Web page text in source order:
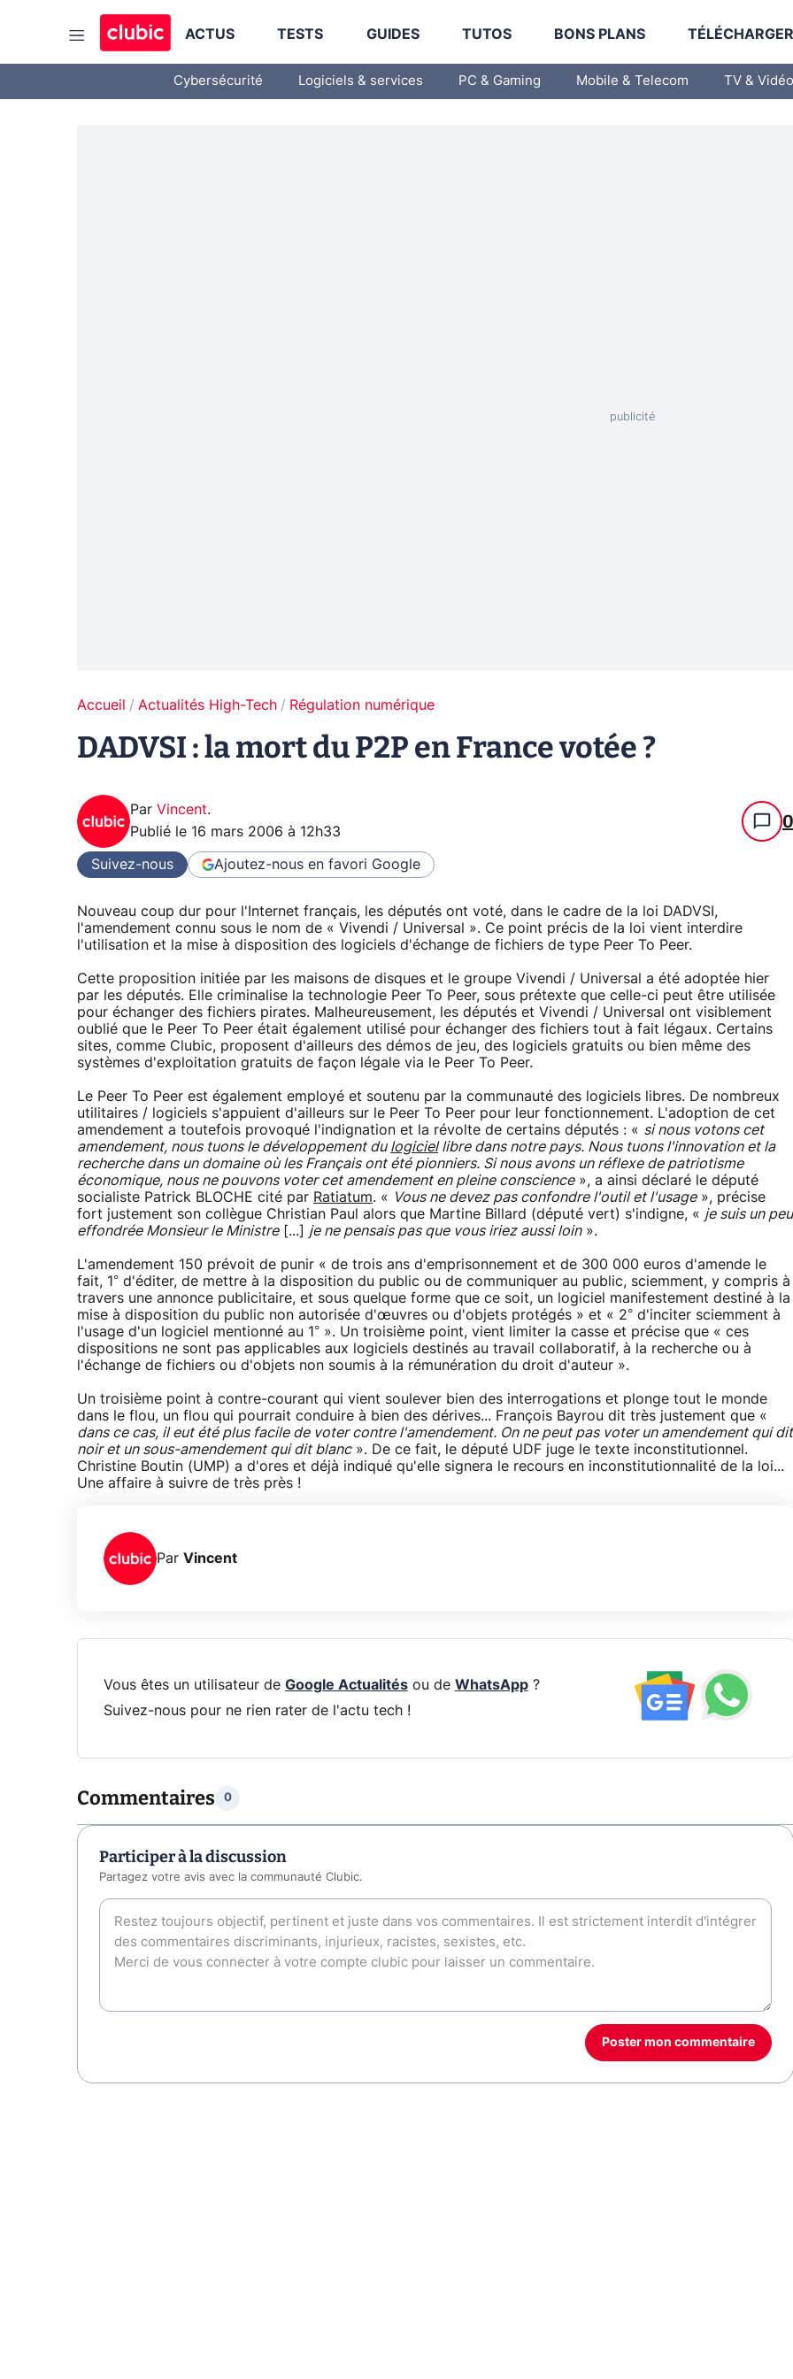
ACTUS TESTS GUIDES TUTOS BONS PLANS
Cybersécurité Logiciels & services PC & Gaming Mobile & Telecom TV & Vidéo
Accueil Actualités High-Tech Régulation numérique
DADVSI : la mort du P2P en France votée ?
Par Vincent.
Publié le 16 mars 2006 à 12h33 0
Suivez-nous Ajoutez-nous en favori Google
Nouveau coup dur pour l'Internet français, les députés ont voté, dans le cadre de la loi DADVSI,
l'amendement connu sous le nom de « Vivendi / Universal ». Ce point précis de la loi vient interdire
l'utilisation et la mise à disposition des logiciels d'échange de fichiers de type Peer To Peer.
Cette proposition initiée par les maisons de disques et le groupe Vivendi / Universal a été adoptée hier
par les députés. Elle criminalise la technologie Peer To Peer, sous prétexte que celle-ci peut être utilisée
pour échanger des fichiers pirates. Malheureusement, les députés et Vivendi / Universal ont visiblement
oublié que le Peer To Peer était également utilisé pour échanger des fichiers tout à fait légaux. Certains
sites, comme Clubic, proposent d'ailleurs des démos de jeu, des logiciels gratuits ou bien même des
systèmes d'exploitation gratuits de façon légale via le Peer To Peer.
Le Peer To Peer est également employé et soutenu par la communauté des logiciels libres. De nombreux
utilitaires / logiciels s'appuient d'ailleurs sur le Peer To Peer pour leur fonctionnement. L'adoption de cet
amendement a toutefois provoqué l'indignation et la révolte de certains députés : « si nous votons cet
amendement, nous tuons le développement dulogiciellibre dans notre pays. Nous tuons l'innovation et la
recherche dans un domaine où les Français ont été pionniers. Si nous avons un réflexe de patriotisme
économique, nous ne pouvons voter cet amendement en pleine conscience», a ainsi déclaré le député
socialiste Patrick BLOCHE cité par Ratiatum. « Vous ne devez pas confondre l'outil et l'usage», précise
fort justement son collègue Christian Paul alors que Martine Billard (député vert) s'indigne, « je suis un peu
effondrée Monsieur le Ministre[...] je ne pensais pas que vous iriez aussi loin».
L'amendement 150 prévoit de punir « de trois ans d'emprisonnement et de 300 000 euros d'amende le
fait, 1° d'éditer, de mettre à la disposition du public ou de communiquer au public, sciemment, y compris à
travers une annonce publicitaire, et sous quelque forme que ce soit, un logiciel manifestement destiné à la
mise à disposition du public non autorisée d'œuvres ou d'objets protégés » et « 2° d'inciter sciemment à
l'usage d'un logiciel mentionné au 1° ». Un troisième point, vient limiter la casse et précise que « ces
dispositions ne sont pas applicables aux logiciels destinés au travail collaboratif, à la recherche ou à
l'échange de fichiers ou d'objets non soumis à la rémunération du droit d'auteur ».
Un troisième point à contre-courant qui vient soulever bien des interrogations et plonge tout le monde
dans le flou, un flou qui pourrait conduire à bien des dérives... François Bayrou dit très justement que «
dans ce cas, il eut été plus facile de voter contre l'amendement. On ne peut pas voter un amendement qui dit
noir et un sous-amendement qui dit blanc». De ce fait, le député UDF juge le texte inconstitutionnel.
Christine Boutin (UMP) a d'ores et déjà indiqué qu'elle signera le recours en inconstitutionnalité de la loi...
Une affaire à suivre de très près !
Par Vincent
Vous êtes un utilisateur de Google Actualitésou de WhatsApp?
Suivez-nous pour ne rien rater de l'actu tech !
Commentaires 0
Participer à la discussion
Partagez votre avis avec la communauté Clubic.
Poster mon commentaire